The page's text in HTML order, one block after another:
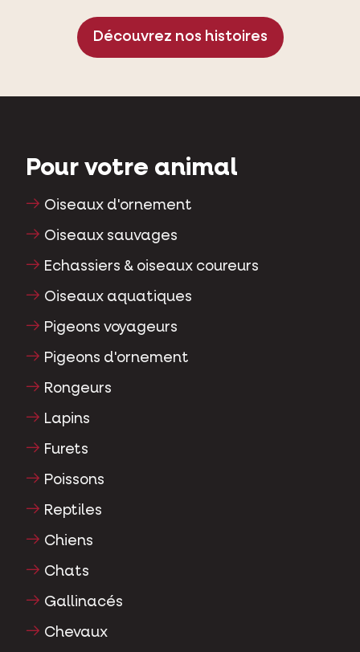
Découvrez nos histoires
Pour votre animal
Oiseaux d'ornement
Oiseaux sauvages
Echassiers & oiseaux coureurs
Oiseaux aquatiques
Pigeons voyageurs
Pigeons d'ornement
Rongeurs
Lapins
Furets
Poissons
Reptiles
Chiens
Chats
Gallinacés
Chevaux